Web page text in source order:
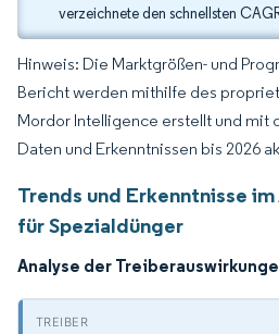
verzeichnete den schnellsten
Hinweis: Die Marktgrößen- und
Bericht werden mithilfe des
Mordor Intelligence erstellt und mit
Daten und Erkenntnissen bis 2026
Trends und Erkenntnisse
für Spezialdünger
Analyse der